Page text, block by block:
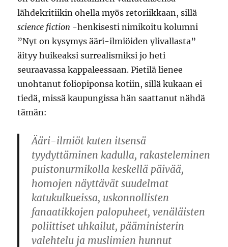
lähdekritiikin ohella myös retoriikkaan, sillä
science fiction -henkisesti nimikoitu kolumni
”Nyt on kysymys ääri-ilmiöiden ylivallasta”
äityy huikeaksi surrealismiksi jo heti
seuraavassa kappaleessaan. Pietilä lienee
unohtanut foliopiponsa kotiin, sillä kukaan ei
tiedä, missä kaupungissa hän saattanut nähdä
tämän:
Ääri-ilmiöt kuten itsensä
tyydyttäminen kadulla, rakasteleminen
puistonurmikolla keskellä päivää,
homojen näyttävät suudelmat
katukulkueissa, uskonnollisten
fanaatikkojen palopuheet, venäläisten
poliittiset uhkailut, pääministerin
valehtelu ja muslimien hunnut